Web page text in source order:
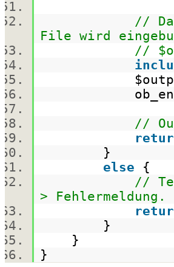
//
File wird
//
//
}
else {
//
> Fehlermeldung.
}
}
}